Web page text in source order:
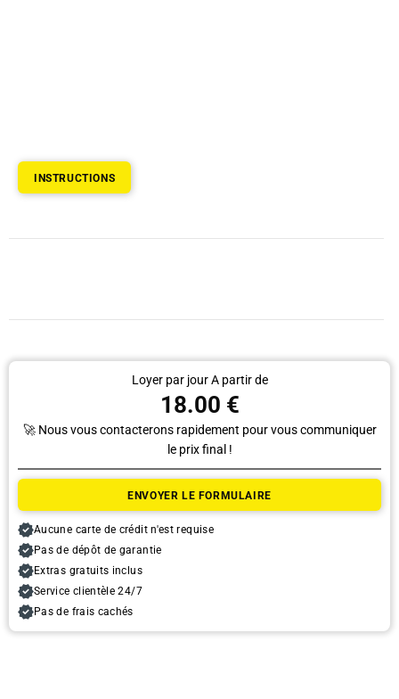
INSTRUCTIONS
Loyer par jour A partir de
18.00 €
🚀 Nous vous contacterons rapidement pour vous communiquer
le prix final !
Ramassage
Date
L'heure
ENVOYER LE FORMULAIRE
Aucune carte de crédit n'est requise
Pas de dépôt de garantie
Extras gratuits inclus
Service clientèle 24/7
Pas de frais cachés